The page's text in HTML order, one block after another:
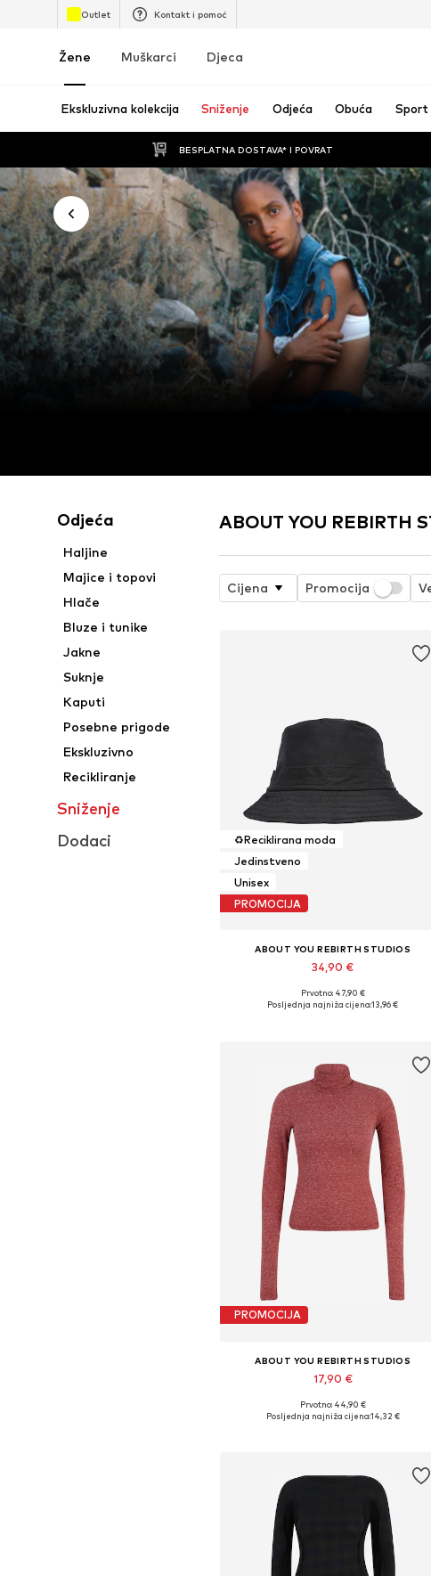
Outlet Kontakt i pomoć
Žene Muškarci Djeca
Ekskluzivna kolekcija Sniženje Odjeća Obuća Sport
BESPLATNA DOSTAVA* I POVRAT
Odjeća
Haljine
Majice i topovi
Hlače
Bluze i tunike
Jakne
Suknje
Kaputi
Posebne prigode
Ekskluzivno
Recikliranje
Sniženje
Dodaci
ABOUT YOU REBIRTH
Cijena Promocija
♻️Reciklirana moda
Jedinstveno
Unisex
PROMOCIJA
ABOUT YOU REBIRTH STUDIOS
34,90 €
Dostupne veličine: 55-60
Prvotno: 47,90 €
Posljednja najniža cijena:13,96 €
PROMOCIJA
ABOUT YOU REBIRTH STUDIOS
17,90 €
Dostupne veličine: XS, S, M, L
Prvotno: 44,90 €
Posljednja najniža cijena:14,32 €